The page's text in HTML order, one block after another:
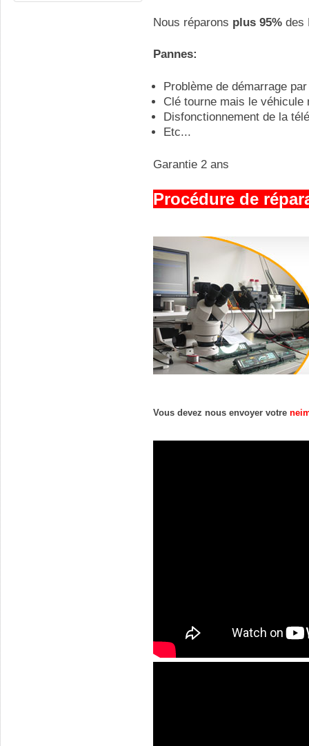
Nous réparons plus 95% des
Pannes:
Problème de démarrage
Clé tourne mais le véhicule
Disfonctionnement de la
Etc...
Garantie 2 ans
Procédure de
Vous devez nous envoyer votre